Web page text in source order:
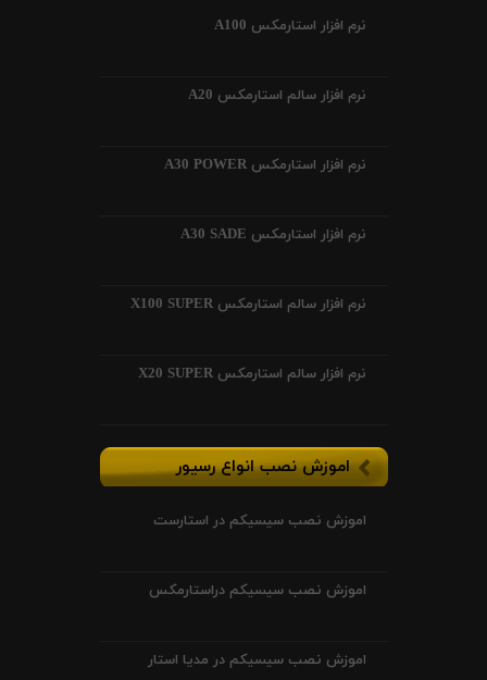
نرم افزار استارمکس A100
نرم افزار سالم استارمکس A20
نرم افزار استارمکس A30 POWER
نرم افزار استارمکس A30 SADE
نرم افزار سالم استارمکس X100 SUPER
نرم افزار سالم استارمکس X20 SUPER
اموزش نصب انواع رسیور
اموزش نصب سیسیکم در استارست
اموزش نصب سیسیکم دراستارمکس
اموزش نصب سیسیکم در مدیا استار